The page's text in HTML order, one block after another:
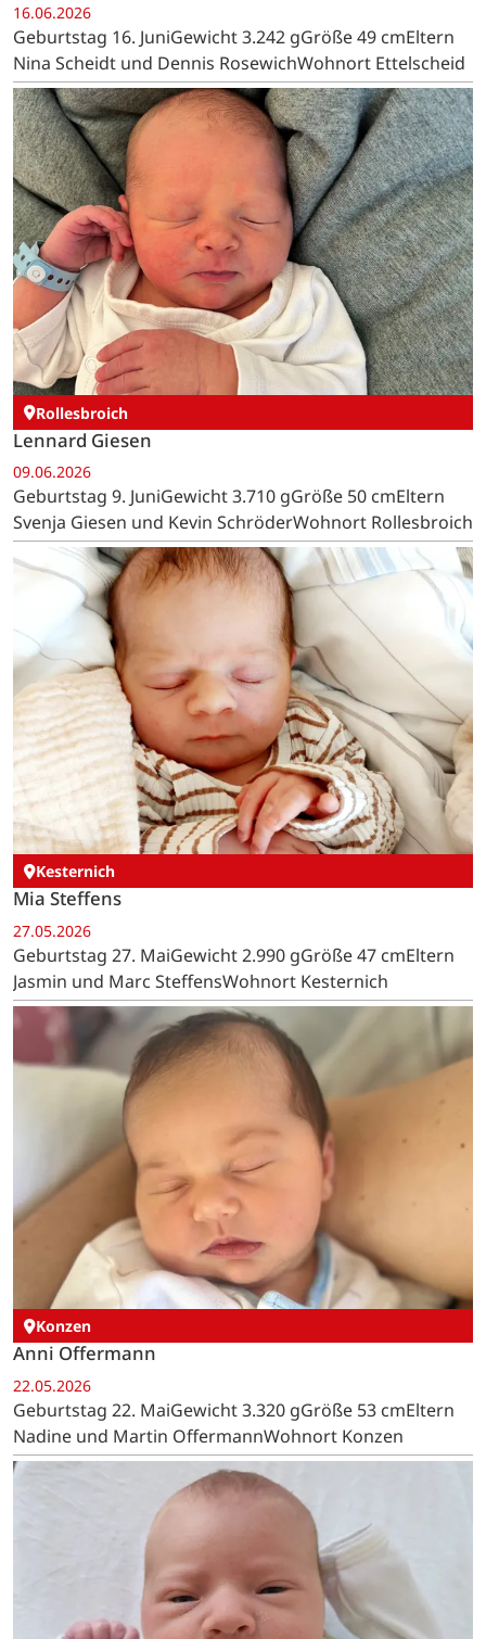
16.06.2026
Geburtstag 16. JuniGewicht 3.242 gGröße 49 cmEltern
Nina Scheidt und Dennis RosewichWohnort Ettelscheid
Rollesbroich
Lennard Giesen
09.06.2026
Geburtstag 9. JuniGewicht 3.710 gGröße 50 cmEltern
Svenja Giesen und Kevin SchröderWohnort Rollesbroich
Kesternich
Mia Steffens
27.05.2026
Geburtstag 27. MaiGewicht 2.990 gGröße 47 cmEltern
Jasmin und Marc SteffensWohnort Kesternich
Konzen
Anni Offermann
22.05.2026
Geburtstag 22. MaiGewicht 3.320 gGröße 53 cmEltern
Nadine und Martin OffermannWohnort Konzen